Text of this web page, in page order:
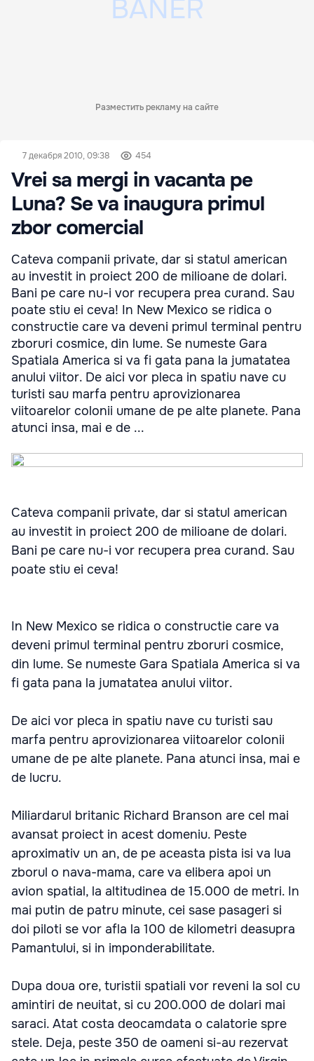
Разместить рекламу на сайте
7 декабря 2010, 09:38 454
Vrei sa mergi in vacanta pe
Luna? Se va inaugura primul
zbor comercial
Cateva companii private, dar si statul american
au investit in proiect 200 de milioane de dolari.
Bani pe care nu-i vor recupera prea curand. Sau
poate stiu ei ceva! In New Mexico se ridica o
constructie care va deveni primul terminal pentru
zboruri cosmice, din lume. Se numeste Gara
Spatiala America si va fi gata pana la jumatatea
anului viitor. De aici vor pleca in spatiu nave cu
turisti sau marfa pentru aprovizionarea
viitoarelor colonii umane de pe alte planete. Pana
atunci insa, mai e de ...
Cateva companii private, dar si statul american
au investit in proiect 200 de milioane de dolari.
Bani pe care nu-i vor recupera prea curand. Sau
poate stiu ei ceva!
In New Mexico se ridica o constructie care va
deveni primul terminal pentru zboruri cosmice,
din lume. Se numeste Gara Spatiala America si va
fi gata pana la jumatatea anului viitor.
De aici vor pleca in spatiu nave cu turisti sau
marfa pentru aprovizionarea viitoarelor colonii
umane de pe alte planete. Pana atunci insa, mai e
de lucru.
Miliardarul britanic Richard Branson are cel mai
avansat proiect in acest domeniu. Peste
aproximativ un an, de pe aceasta pista isi va lua
zborul o nava-mama, care va elibera apoi un
avion spatial, la altitudinea de 15.000 de metri. In
mai putin de patru minute, cei sase pasageri si
doi piloti se vor afla la 100 de kilometri deasupra
Pamantului, si in imponderabilitate.
Dupa doua ore, turistii spatiali vor reveni la sol cu
amintiri de neuitat, si cu 200.000 de dolari mai
saraci. Atat costa deocamdata o calatorie spre
stele. Deja, peste 350 de oameni si-au rezervat